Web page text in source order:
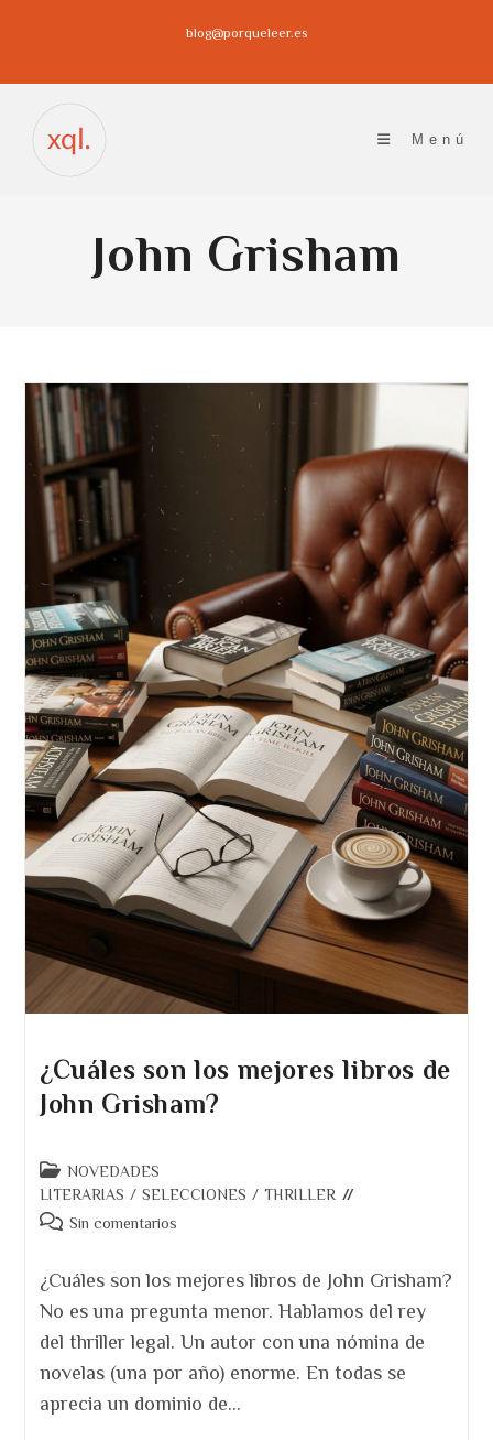
blog@porqueleer.es
Menú
John Grisham
¿Cuáles son los mejores libros de
John Grisham?
Categoría
de
la
NOVEDADES
LITERARIAS / SELECCIONES / THRILLER
Comentarios
entrada:
Sin comentarios
¿Cuáles son los mejores libros de John Grisham?
No es una pregunta menor. Hablamos del rey
del thriller legal. Un autor con una nómina de
novelas (una por año) enorme. En todas se
aprecia un dominio de…